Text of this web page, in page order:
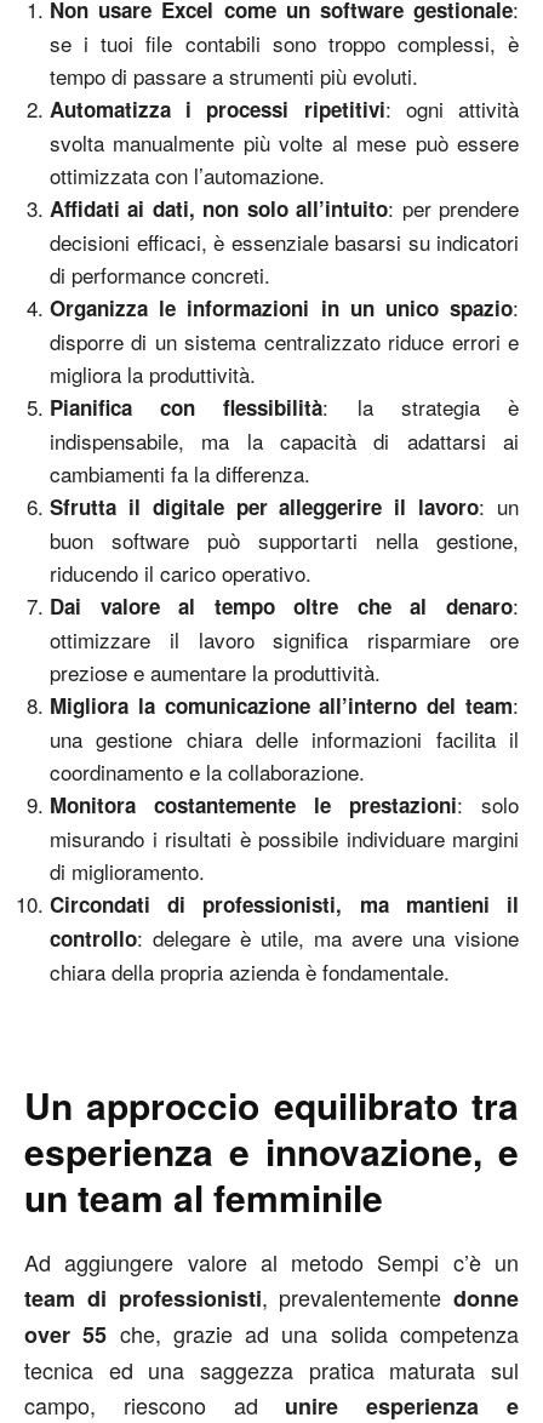
Non usare Excel come un software gestionale:
se i tuoi file contabili sono troppo complessi, è
tempo di passare a strumenti più evoluti.
Automatizza i processi ripetitivi: ogni attività
svolta manualmente più volte al mese può essere
ottimizzata con l’automazione.
Affidati ai dati, non solo all’intuito: per prendere
decisioni efficaci, è essenziale basarsi su indicatori
di performance concreti.
Organizza le informazioni in un unico spazio:
disporre di un sistema centralizzato riduce errori e
migliora la produttività.
Pianifica con flessibilità: la strategia è
indispensabile, ma la capacità di adattarsi ai
cambiamenti fa la differenza.
Sfrutta il digitale per alleggerire il lavoro: un
buon software può supportarti nella gestione,
riducendo il carico operativo.
Dai valore al tempo oltre che al denaro:
ottimizzare il lavoro significa risparmiare ore
preziose e aumentare la produttività.
Migliora la comunicazione all’interno del team:
una gestione chiara delle informazioni facilita il
coordinamento e la collaborazione.
Monitora costantemente le prestazioni: solo
misurando i risultati è possibile individuare margini
di miglioramento.
Circondati di professionisti, ma mantieni il
controllo: delegare è utile, ma avere una visione
chiara della propria azienda è fondamentale.
Un approccio equilibrato tra
esperienza e innovazione, e
un team al femminile
Ad aggiungere valore al metodo Sempi c’è un
team di professionisti, prevalentemente donne
over 55 che, grazie ad una solida competenza
tecnica ed una saggezza pratica maturata sul
campo, riescono ad unire esperienza e